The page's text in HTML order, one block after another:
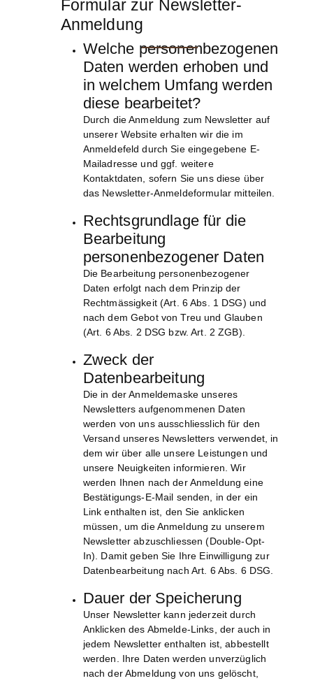
Formular zur Newsletter-
Anmeldung
Welche personenbezogenen
Daten werden erhoben und
in welchem Umfang werden
diese bearbeitet?
Durch die Anmeldung zum Newsletter auf
unserer Website erhalten wir die im
Anmeldefeld durch Sie eingegebene E-
Mailadresse und ggf. weitere
Kontaktdaten, sofern Sie uns diese über
das Newsletter-Anmeldeformular mitteilen.
Rechtsgrundlage für die
Bearbeitung
personenbezogener Daten
Die Bearbeitung personenbezogener
Daten erfolgt nach dem Prinzip der
Rechtmässigkeit (Art. 6 Abs. 1 DSG) und
nach dem Gebot von Treu und Glauben
(Art. 6 Abs. 2 DSG bzw. Art. 2 ZGB).
Zweck der
Datenbearbeitung
Die in der Anmeldemaske unseres
Newsletters aufgenommenen Daten
werden von uns ausschliesslich für den
Versand unseres Newsletters verwendet, in
dem wir über alle unsere Leistungen und
unsere Neuigkeiten informieren. Wir
werden Ihnen nach der Anmeldung eine
Bestätigungs-E-Mail senden, in der ein
Link enthalten ist, den Sie anklicken
müssen, um die Anmeldung zu unserem
Newsletter abzuschliessen (Double-Opt-
In). Damit geben Sie Ihre Einwilligung zur
Datenbearbeitung nach Art. 6 Abs. 6 DSG.
Dauer der Speicherung
Unser Newsletter kann jederzeit durch
Anklicken des Abmelde-Links, der auch in
jedem Newsletter enthalten ist, abbestellt
werden. Ihre Daten werden unverzüglich
nach der Abmeldung von uns gelöscht,